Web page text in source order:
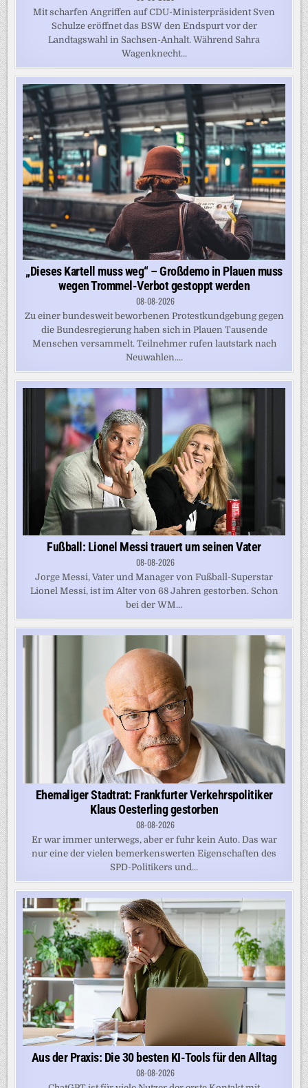
Mit scharfen Angriffen auf CDU-Ministerpräsident Sven
Schulze eröffnet das BSW den Endspurt vor der
Landtagswahl in Sachsen-Anhalt. Während Sahra
Wagenknecht...
„Dieses Kartell muss weg“ – Großdemo in Plauen muss
wegen Trommel-Verbot gestoppt werden
08-08-2026
Zu einer bundesweit beworbenen Protestkundgebung gegen
die Bundesregierung haben sich in Plauen Tausende
Menschen versammelt. Teilnehmer rufen lautstark nach
Neuwahlen....
Fußball: Lionel Messi trauert um seinen Vater
08-08-2026
Jorge Messi, Vater und Manager von Fußball-Superstar
Lionel Messi, ist im Alter von 68 Jahren gestorben. Schon
bei der WM...
Ehemaliger Stadtrat: Frankfurter Verkehrspolitiker
Klaus Oesterling gestorben
08-08-2026
Er war immer unterwegs, aber er fuhr kein Auto. Das war
nur eine der vielen bemerkenswerten Eigenschaften des
SPD-Politikers und...
Aus der Praxis: Die 30 besten KI-Tools für den Alltag
08-08-2026